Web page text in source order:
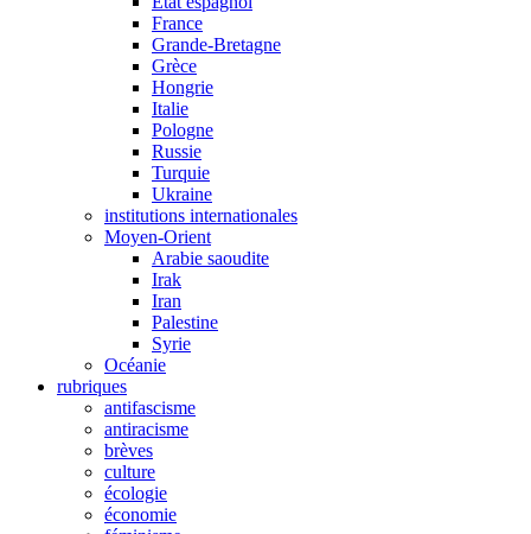
France
Grande-Bretagne
Grèce
Hongrie
Italie
Pologne
Russie
Turquie
Ukraine
institutions internationales
Moyen-Orient
Arabie saoudite
Irak
Iran
Palestine
Syrie
Océanie
rubriques
antifascisme
antiracisme
brèves
culture
écologie
économie